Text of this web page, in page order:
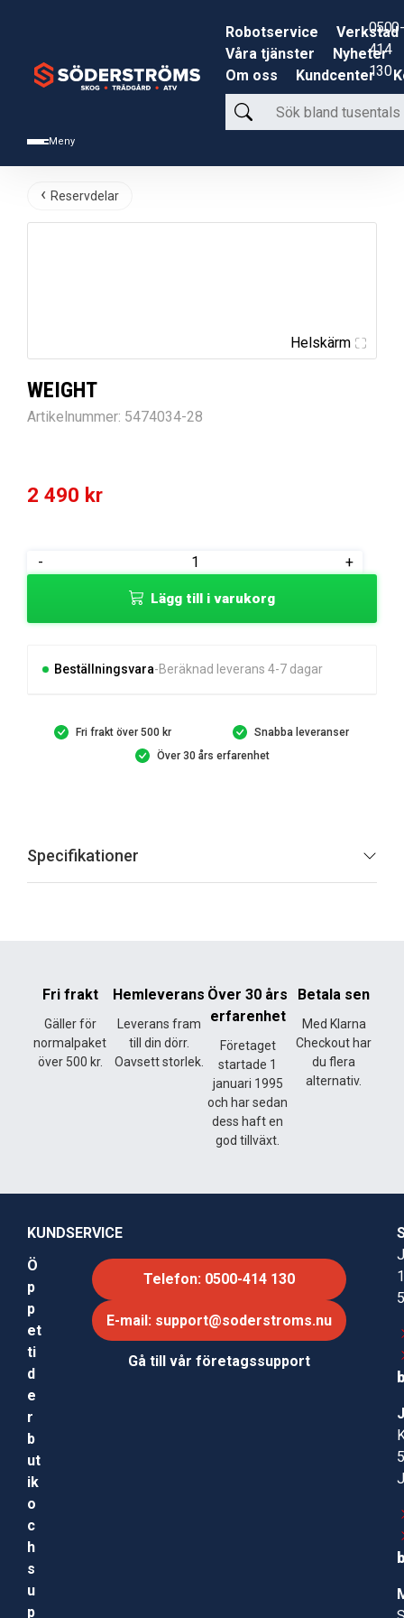
Meny
Robotservice
Verkstad
Våra tjänster
Nyheter
Om oss
Kundcenter
Sök
bland
produkter
0500-
414
130
Reservdelar
Helskärm
WEIGHT
Artikelnummer: 5474034-28
2 490 kr
-
WEIGHT
+
Lägg till i varukorg
Beställningsvara Beräknad leverans 4-7 dagar
Fri frakt över 500 kr
Snabba leveranser
Över 30 års erfarenhet
Specifikationer
Fri frakt
Gäller för
normalpaket
över 500 kr.
Hemleverans
Leverans fram
till din dörr.
Oavsett storlek.
Över 30 års
erfarenhet
Företaget
startade 1
januari 1995
och har sedan
dess haft en
god tillväxt.
Betala sen
Med Klarna
Checkout har
du flera
alternativ.
KUNDSERVICE
Ö
p
p
et
ti
d
e
r
b
ut
ik
o
c
h
s
u
p
Telefon: 0500-414 130
E-mail: support@soderstroms.nu
Gå till vår företagssupport